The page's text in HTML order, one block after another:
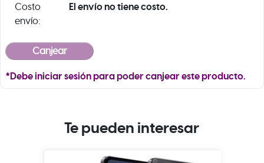
Costo
envío:
El envío no tiene costo.
*Debe iniciar sesión para poder canjear este producto.
Te pueden interesar